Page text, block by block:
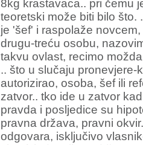
8kg krastavaca.. pri čemu
teoretski može biti bilo što.
je 'šef' i raspolaže
drugu-treću osobu,
takvu ovlast, recimo
.. što u slučaju pronevjere-
autorizirao, osoba, šef ili
zatvor.. tko ide u zatvor
pravda i posljedice su
pravna država, pravni
odgovara, isključivo